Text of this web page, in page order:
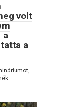
volt
a
a